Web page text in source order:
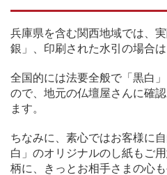
兵庫県を含む関西地域では、
銀」、印刷された水引の場合
全国的には法要全般で「黒白
ので、地元の仏壇屋さんに確
ます。
ちなみに、素心ではお客様に
白」のオリジナルのし紙もご
柄に、きっとお相手さまの心